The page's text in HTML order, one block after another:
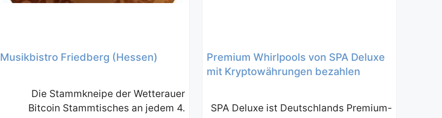
Musikbistro Friedberg (Hessen)
Die Stammkneipe der Wetterauer
Bitcoin Stammtisches an jedem 4.
Premium Whirlpools von SPA Deluxe
mit Kryptowährungen bezahlen
SPA Deluxe ist Deutschlands Premium-